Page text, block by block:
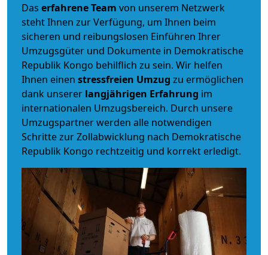
Das erfahrene Team von unserem Netzwerk
steht Ihnen zur Verfügung, um Ihnen beim
sicheren und reibungslosen Einführen Ihrer
Umzugsgüter und Dokumente in Demokratische
Republik Kongo behilflich zu sein. Wir helfen
Ihnen einen stressfreien Umzug zu ermöglichen
dank unserer langjährigen Erfahrung im
internationalen Umzugsbereich. Durch unsere
Umzugspartner werden alle notwendigen
Schritte zur Zollabwicklung nach Demokratische
Republik Kongo rechtzeitig und korrekt erledigt.